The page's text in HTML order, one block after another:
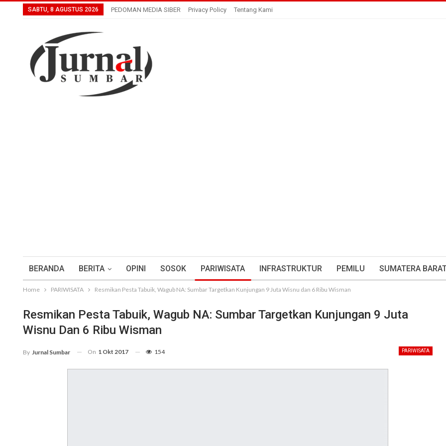
SABTU, 8 AGUSTUS 2026 PEDOMAN MEDIA SIBER Privacy Policy Tentang Kami
BERANDA BERITA OPINI SOSOK PARIWISATA INFRASTRUKTUR PEMILU SUMATERA
Home PARIWISATA Resmikan Pesta Tabuik, Wagub NA: Sumbar Targetkan Kunjungan 9 Juta Wisnu dan 6 Ribu Wisman
Resmikan Pesta Tabuik, Wagub NA: Sumbar Targetkan Kunjungan 9 Juta
Wisnu Dan 6 Ribu Wisman
PARIWISATA
By Jurnal Sumbar On 1 Okt 2017 154